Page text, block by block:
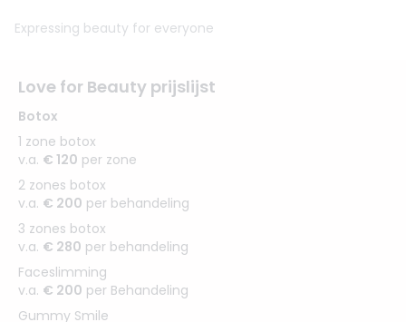
Expressing beauty for everyone
Love for Beauty prijslijst
Botox
1 zone botox
v.a. € 120 per zone
2 zones botox
v.a. € 200 per behandeling
3 zones botox
v.a. € 280 per behandeling
Faceslimming
v.a. € 200 per Behandeling
Gummy Smile